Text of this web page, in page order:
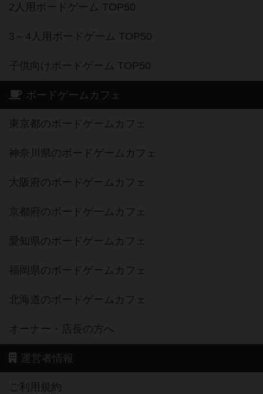
2人用ボードゲーム TOP50
3～4人用ボードゲーム TOP50
子供向けボードゲーム TOP50
ボードゲームカフェ
東京都のボードゲームカフェ
神奈川県のボードゲームカフェ
大阪府のボードゲームカフェ
京都府のボードゲームカフェ
愛知県のボードゲームカフェ
福岡県のボードゲームカフェ
北海道のボードゲームカフェ
オーナー・店長の方へ
運営者情報
ご利用規約